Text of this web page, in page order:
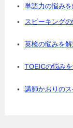
単語力の悩み
スピーキング
英検の悩みを
TOEICの悩み
講師かおりの